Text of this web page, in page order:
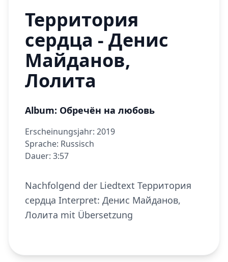
Территория
сердца - Денис
Майданов,
Лолита
Album: Обречён на любовь
Erscheinungsjahr: 2019
Sprache: Russisch
Dauer: 3:57
Nachfolgend der Liedtext Территория
сердца Interpret: Денис Майданов,
Лолита mit Übersetzung